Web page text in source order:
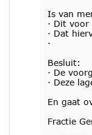
Is van
· Dit
· Dat
·
Besluit:
· De
· Deze
En gaat
Fractie